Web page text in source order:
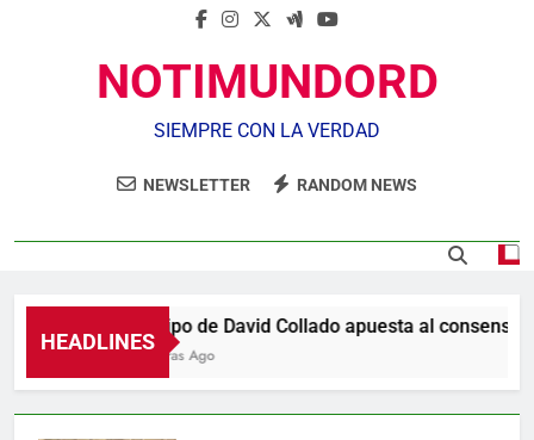
NOTIMUNDORD
SIEMPRE CON LA VERDAD
NEWSLETTER RANDOM NEWS
HEADLINES
Equipo de David Collado apuesta al consenso
2 Horas Ago